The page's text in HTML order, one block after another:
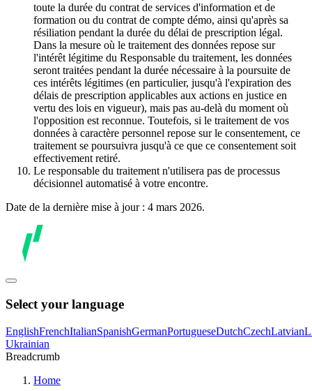
toute la durée du contrat de services d'information et de
formation ou du contrat de compte démo, ainsi qu'après sa
résiliation pendant la durée du délai de prescription légal.
Dans la mesure où le traitement des données repose sur
l'intérêt légitime du Responsable du traitement, les données
seront traitées pendant la durée nécessaire à la poursuite de
ces intérêts légitimes (en particulier, jusqu'à l'expiration des
délais de prescription applicables aux actions en justice en
vertu des lois en vigueur), mais pas au-delà du moment où
l'opposition est reconnue. Toutefois, si le traitement de vos
données à caractère personnel repose sur le consentement, ce
traitement se poursuivra jusqu'à ce que ce consentement soit
effectivement retiré.
Le responsable du traitement n'utilisera pas de processus
décisionnel automatisé à votre encontre.
Date de la dernière mise à jour : 4 mars 2026.
Select your language
EnglishFrenchItalianSpanishGermanPortugueseDutchCzechLatvian
Ukrainian
Breadcrumb
Home